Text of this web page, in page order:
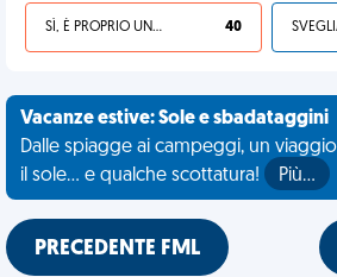
SÌ, È PROPRIO UNA VDM! 40
Vacanze estive: Sole e sbadataggini
Dalle spiagge ai campeggi, un
il sole... e qualche scottatura!
Più…
PRECEDENTE FML